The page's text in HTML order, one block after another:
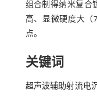
组合制得纳米复合
高、显微硬度大（
点。
关键词
超声波辅助射流电